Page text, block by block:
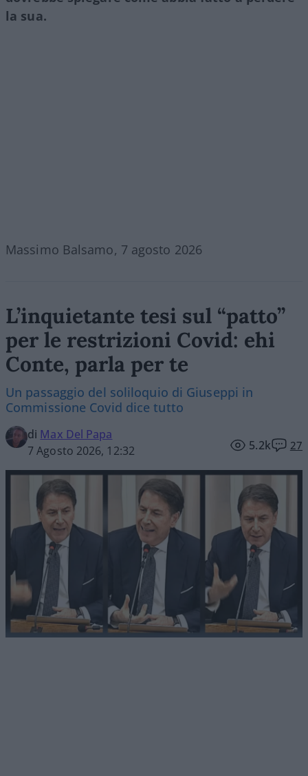
la sua.
Massimo Balsamo, 7 agosto 2026
L’inquietante tesi sul “patto”
per le restrizioni Covid: ehi
Conte, parla per te
Un passaggio del soliloquio di Giuseppi in
Commissione Covid dice tutto
di Max Del Papa
7 Agosto 2026, 12:32
5.2k 27